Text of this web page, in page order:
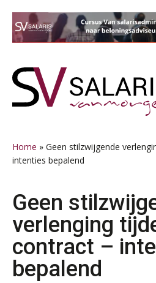
naar
hoofdnavigatie
naar
hoofd
naar
eerste
naar
voettekst
Home » Geen stilzwijgende
intenties bepalend
Geen
verlenging
contract –
bepalend